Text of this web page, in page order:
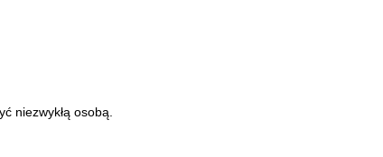
niezwykłą osobą.